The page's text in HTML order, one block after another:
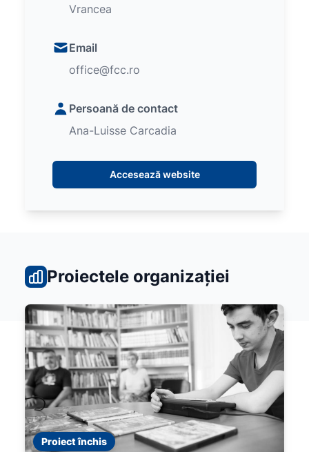
Vrancea
Email
office@fcc.ro
Persoană de contact
Ana-Luisse Carcadia
Accesează website
Proiectele organizației
Proiect închis